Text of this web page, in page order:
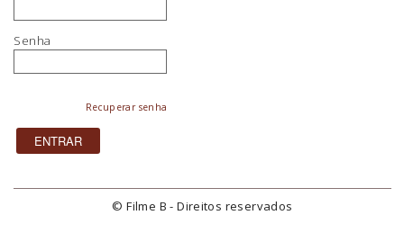
Senha
Recuperar senha
© Filme B - Direitos reservados